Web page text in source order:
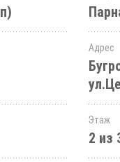
Адрес
Этаж
2 из